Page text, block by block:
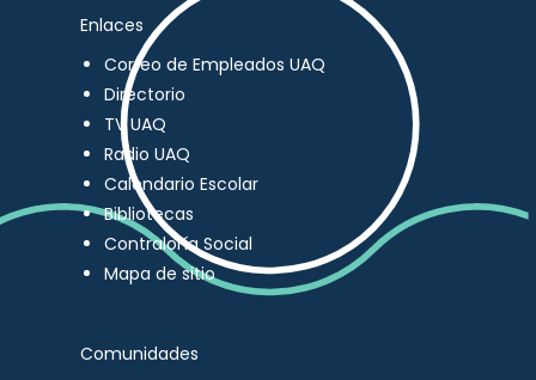
Enlaces
Correo de Empleados UAQ
Directorio
TV UAQ
Radio UAQ
Calendario Escolar
Bibliotecas
Contraloría Social
Mapa de sitio
Comunidades